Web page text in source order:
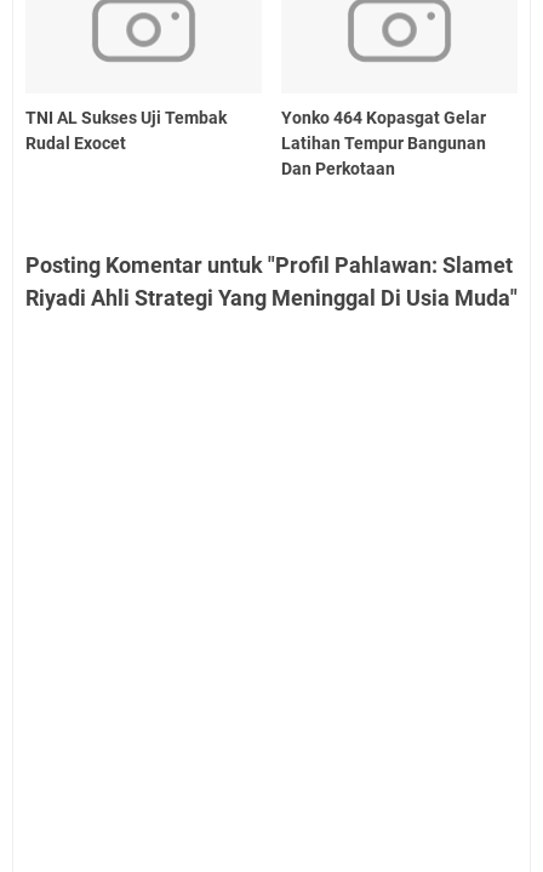
TNI AL Sukses Uji Tembak
Rudal Exocet
Yonko 464 Kopasgat Gelar
Latihan Tempur Bangunan
Dan Perkotaan
Posting Komentar untuk "Profil Pahlawan: Slamet
Riyadi Ahli Strategi Yang Meninggal Di Usia Muda"